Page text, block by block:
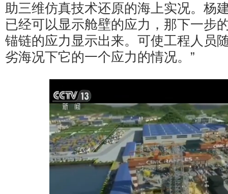
助三维仿真技术还原的海上实况。杨
已经可以显示舱壁的应力，那下一步
锚链的应力显示出来。可使工程人员
劣海况下它的一个应力的情况。”